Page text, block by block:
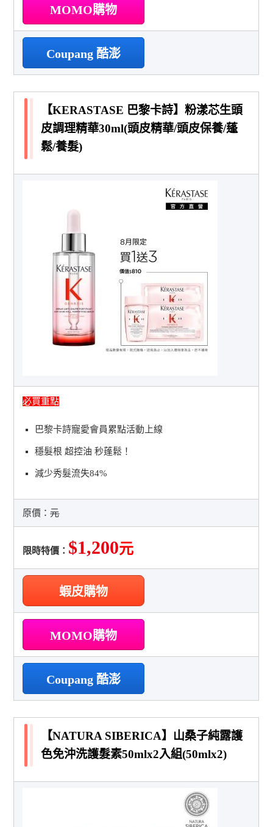
MOMO購物
Coupang 酷澎
【KERASTASE 巴黎卡詩】粉漾芯生頭
皮調理精華30ml(頭皮精華/頭皮保養/蓬
鬆/養髮)
必買重點
巴黎卡詩寵愛會員累點活動上線
穩髮根 超控油 秒蓬鬆！
減少秀髮流失84%
原價：元
限時特價： $1,200元
蝦皮購物
MOMO購物
Coupang 酷澎
【NATURA SIBERICA】山桑子純露護
色免沖洗護髮素50mlx2入組(50mlx2)